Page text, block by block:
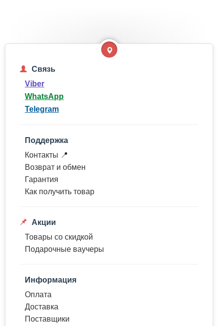
Связь
Viber
WhatsApp
Telegram
Поддержка
Контакты 📍
Возврат и обмен
Гарантия
Как получить товар
Акции
Товары со скидкой
Подарочные ваучеры
Информация
Оплата
Доставка
Поставщики